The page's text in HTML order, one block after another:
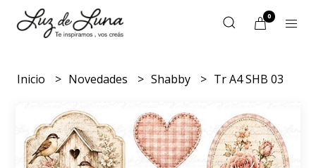
0
Inicio Novedades Shabby Tr A4 SHB 03